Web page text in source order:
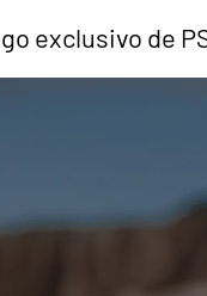
exclusivo de